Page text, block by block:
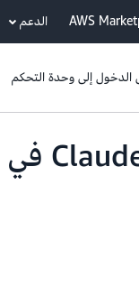
AWS الدعم
إلى وحدة التحكم